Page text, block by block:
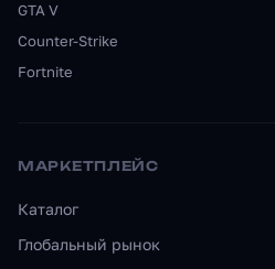
GTA V
Counter-Strike
Fortnite
МАРКЕТПЛЕЙС
Каталог
Глобальный рынок